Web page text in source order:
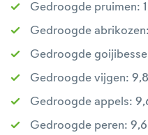
Gedroogde pruimen:
Gedroogde
Gedroogde
Gedroogde vijgen:
Gedroogde appels:
Gedroogde peren: